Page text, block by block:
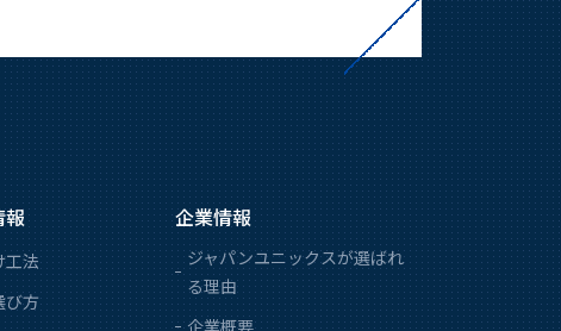
報
工法
び方
企業情報
ジャパンユニックスが選ばれ
る理由